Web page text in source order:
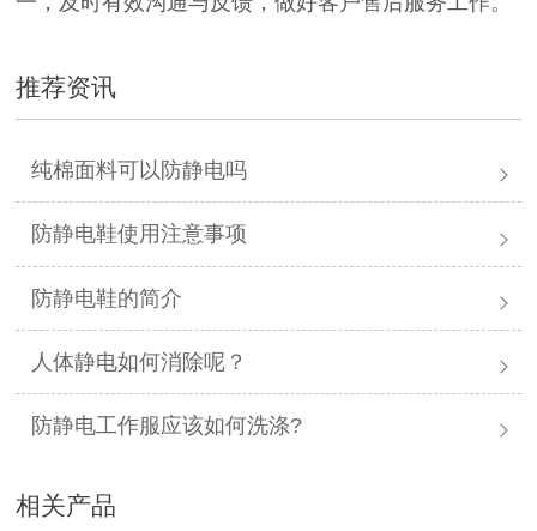
推荐资讯
纯棉面料可以防静电吗
防静电鞋使用注意事项
防静电鞋的简介
人体静电如何消除呢？
防静电工作服应该如何洗涤?
相关产品